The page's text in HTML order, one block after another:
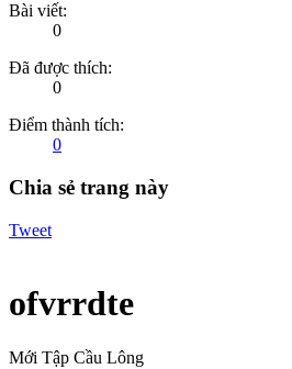
Bài viết:
0
Đã được thích:
0
Điểm thành tích:
0
Chia sẻ trang này
Tweet
ofvrrdte
Mới Tập Cầu Lông